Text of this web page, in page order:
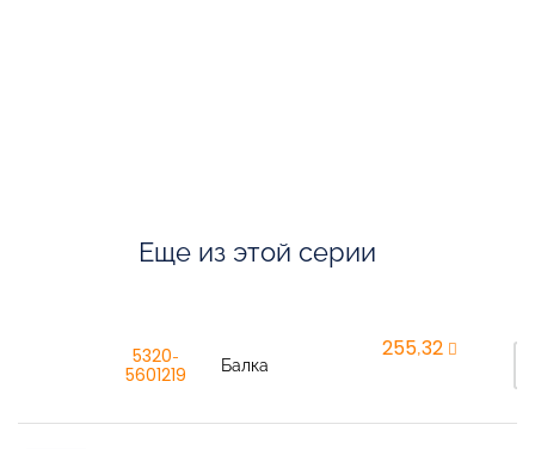
Еще из этой серии
5320-
5601219
Балка
255,32